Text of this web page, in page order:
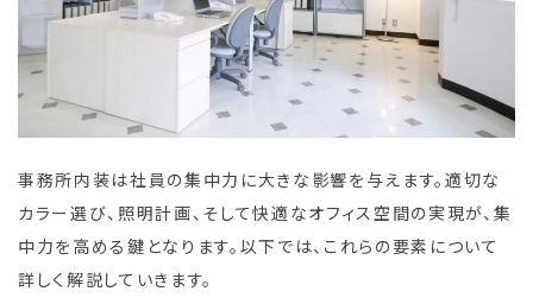
事務所内装は社員の集中力に大きな影響を与えます。適切な
カラー選び、照明計画、そして快適なオフィス空間の実現が、集
中力を高める鍵となります。以下では、これらの要素について
詳しく解説していきます。